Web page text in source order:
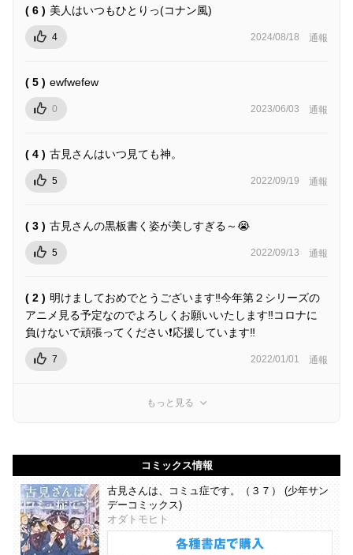
( 6 ) 美人はいつもひとりっ(コナン風)
4 2024/08/18 通報
( 5 ) ewfwefew
0 2023/06/03 通報
( 4 ) 古見さんはいつ見ても神。
5 2022/09/19 通報
( 3 ) 古見さんの黒板書く姿が美しすぎる～😭
5 2022/09/13 通報
( 2 ) 明けましておめでとうございます‼️今年第２シリーズの
アニメ見る予定なのでよろしくお願いいたします‼️コロナに
負けないで頑張ってください❗応援しています‼️
7 2022/01/01 通報
もっと見る
コミックス情報
古見さんは、コミュ症です。（３７） (少年サン
デーコミックス)
オダトモヒト